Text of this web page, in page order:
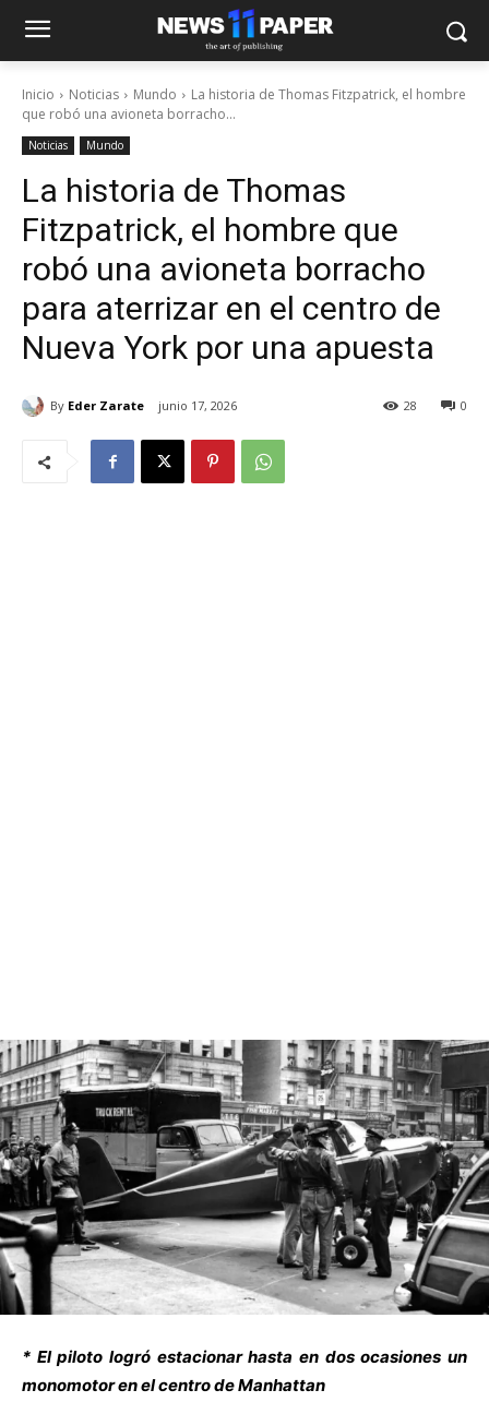
Inicio Noticias Mundo
La historia de Thomas Fitzpatrick, el hombre
que robó una avioneta borracho...
Noticias Mundo
La historia de Thomas
Fitzpatrick, el hombre que
robó una avioneta borracho
para aterrizar en el centro de
Nueva York por una apuesta
By Eder Zarate junio 17, 2026 0
28
* El piloto logró estacionar hasta en dos ocasiones un
monomotor en el centro de Manhattan